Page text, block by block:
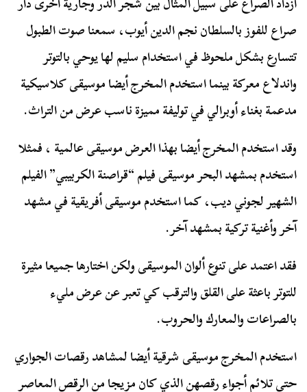
صراع للفوز بالسلطان نجم الدين أيوب، سمعنا صوت الطبول
تتسارع بشكل ملحوظ في استخدام سليم لها يوحي بالتوتر
واندلاع معركة بينما استخدم المخرج أيضا موسيقى كلاسيكية
مدعمة بغناء أوبرالي في توليفة مميزة ناسب عرض من التراث.
وقد استخدم المخرج أيضا بهذا العرض موسيقى عالمية ، فمثلا
استخدم بمشهد البحر موسيقى فيلم “قراصنة الكربيبي” الفيلم
الشهير لجوني ديب، كما استخدم موسيقى أفريقية في مشهد
آخر وأغنية تركية بمشهد آخر.
فقد اعتمد على تنوع ألوان الموسيقى ولكن اختارها جميعا مثيرة
للتوتر باعثة على القلق والترقب كي تعبر عن عرض مليء
بالصراعات والمعارك والحروب.
استخدم المخرج موسيقى شرقية أيضا لمشاهد رقصات الجواري
حتى تلائم أجواء رقصهن الذي كان مزيجا من الرقص المعاصر